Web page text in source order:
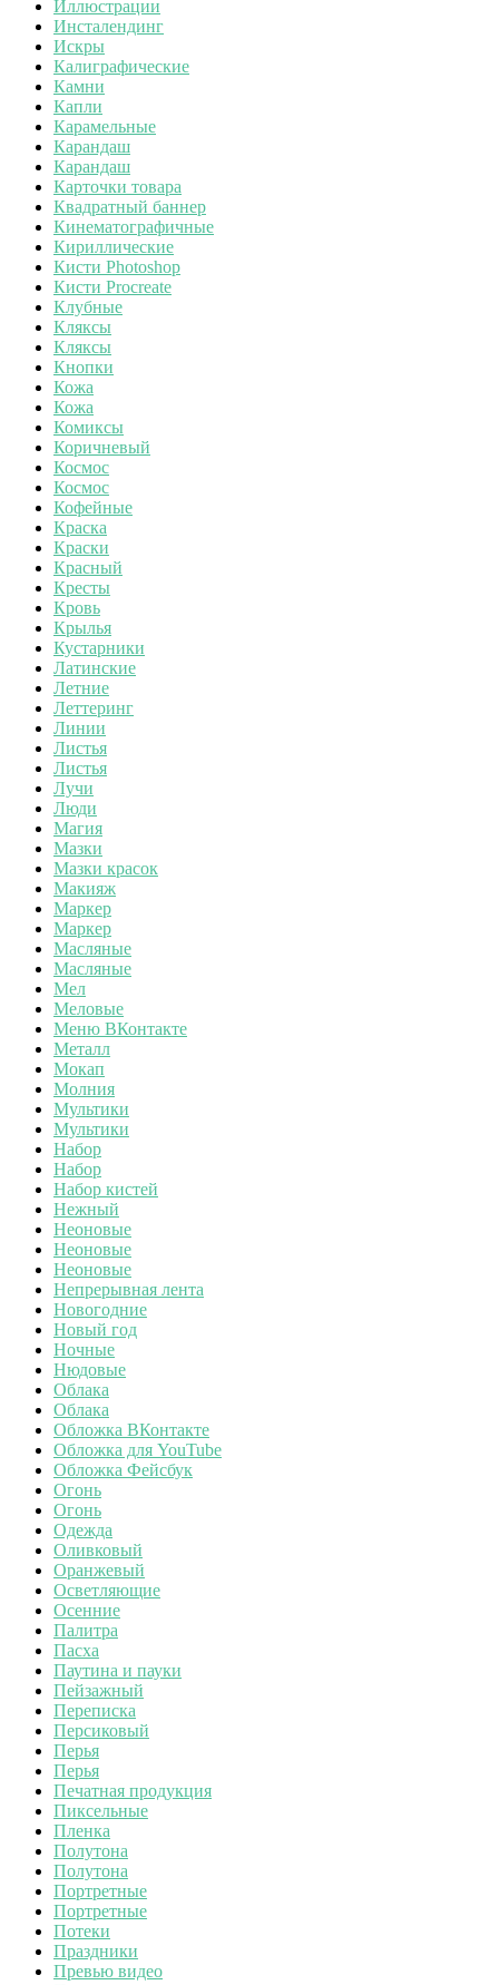
Иллюстрации
Инсталендинг
Искры
Калиграфические
Камни
Капли
Карамельные
Карандаш
Карандаш
Карточки товара
Квадратный баннер
Кинематографичные
Кириллические
Кисти Photoshop
Кисти Procreate
Клубные
Кляксы
Кляксы
Кнопки
Кожа
Кожа
Комиксы
Коричневый
Космос
Космос
Кофейные
Краска
Краски
Красный
Кресты
Кровь
Крылья
Кустарники
Латинские
Летние
Леттеринг
Линии
Листья
Листья
Лучи
Люди
Магия
Мазки
Мазки красок
Макияж
Маркер
Маркер
Масляные
Масляные
Мел
Меловые
Меню ВКонтакте
Металл
Мокап
Молния
Мультики
Мультики
Набор
Набор
Набор кистей
Нежный
Неоновые
Неоновые
Неоновые
Непрерывная лента
Новогодние
Новый год
Ночные
Нюдовые
Облака
Облака
Обложка ВКонтакте
Обложка для YouTube
Обложка Фейсбук
Огонь
Огонь
Одежда
Оливковый
Оранжевый
Осветляющие
Осенние
Палитра
Пасха
Паутина и пауки
Пейзажный
Переписка
Персиковый
Перья
Перья
Печатная продукция
Пиксельные
Пленка
Полутона
Полутона
Портретные
Портретные
Потеки
Праздники
Превью видео